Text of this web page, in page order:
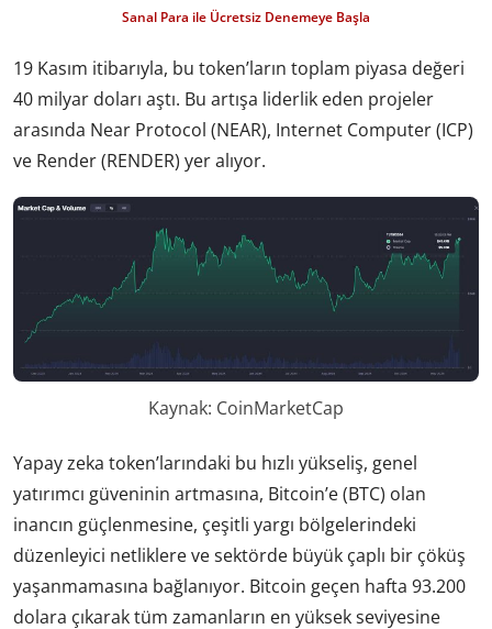
Sanal Para ile Ücretsiz Denemeye Başla
19 Kasım itibarıyla, bu token’ların toplam piyasa değeri
40 milyar doları aştı. Bu artışa liderlik eden projeler
arasında Near Protocol (NEAR), Internet Computer (ICP)
ve Render (RENDER) yer alıyor.
Kaynak: CoinMarketCap
Yapay zeka token’larındaki bu hızlı yükseliş, genel
yatırımcı güveninin artmasına, Bitcoin’e (BTC) olan
inancın güçlenmesine, çeşitli yargı bölgelerindeki
düzenleyici netliklere ve sektörde büyük çaplı bir çöküş
yaşanmamasına bağlanıyor. Bitcoin geçen hafta 93.200
dolara çıkarak tüm zamanların en yüksek seviyesine